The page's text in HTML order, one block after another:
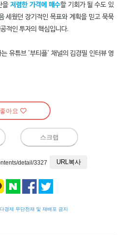
좋아요
스크랩
detail/3327 URL복사
경제 무단전재 및 재배포 금지